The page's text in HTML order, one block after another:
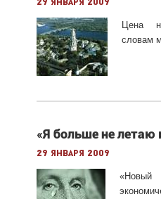
29 января 2009
Цена
словам
«Я больше не летаю
29 января 2009
«Новый